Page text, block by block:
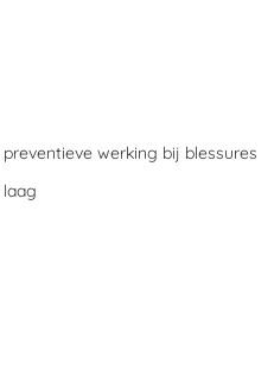
werking bij blessures